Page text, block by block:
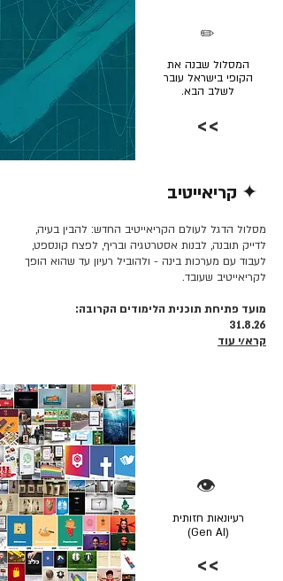
המסלול שבנה את
הקופי בישראל עובר
לשלב הבא.
✏️
>>
✦ קריאייטיב
מסלול הדגל לעולם הקריאייטיב החדש: להבין בעיה,
לדייק תובנה, לבנות אסטרטגיה ובריף, לפצח קונספט,
לעבוד עם מערכות בינה - ולהוביל רעיון עד שהוא הופך
לקריאייטיב שעובד.
מועד פתיחת תוכנית הלימודים הקרובה:
31.8.26
קרא/י עוד
👁️
רעיונאות חזותית
(Gen AI)
>>